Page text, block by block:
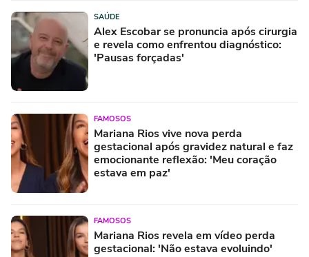
SAÚDE
Alex Escobar se pronuncia após cirurgia
e revela como enfrentou diagnóstico:
'Pausas forçadas'
FAMOSOS
Mariana Rios vive nova perda
gestacional após gravidez natural e faz
emocionante reflexão: 'Meu coração
estava em paz'
FAMOSOS
Mariana Rios revela em vídeo perda
gestacional: 'Não estava evoluindo'